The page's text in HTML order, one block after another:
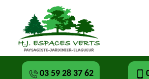
03 59 28 37 62